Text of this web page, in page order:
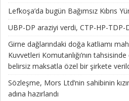
Lefkoşa’da bugün Bağımsız Kıbrıs
UBP-DP araziyi verdi, CTP-HP-TDP-
Girne dağlarındaki doğa katliamı
Kuvvetleri Komutanlığı’nın
belirsiz maksatla özel bir şirkete
Sözleşme, Mors Ltd’nin sahibinin
adına hazırlandı